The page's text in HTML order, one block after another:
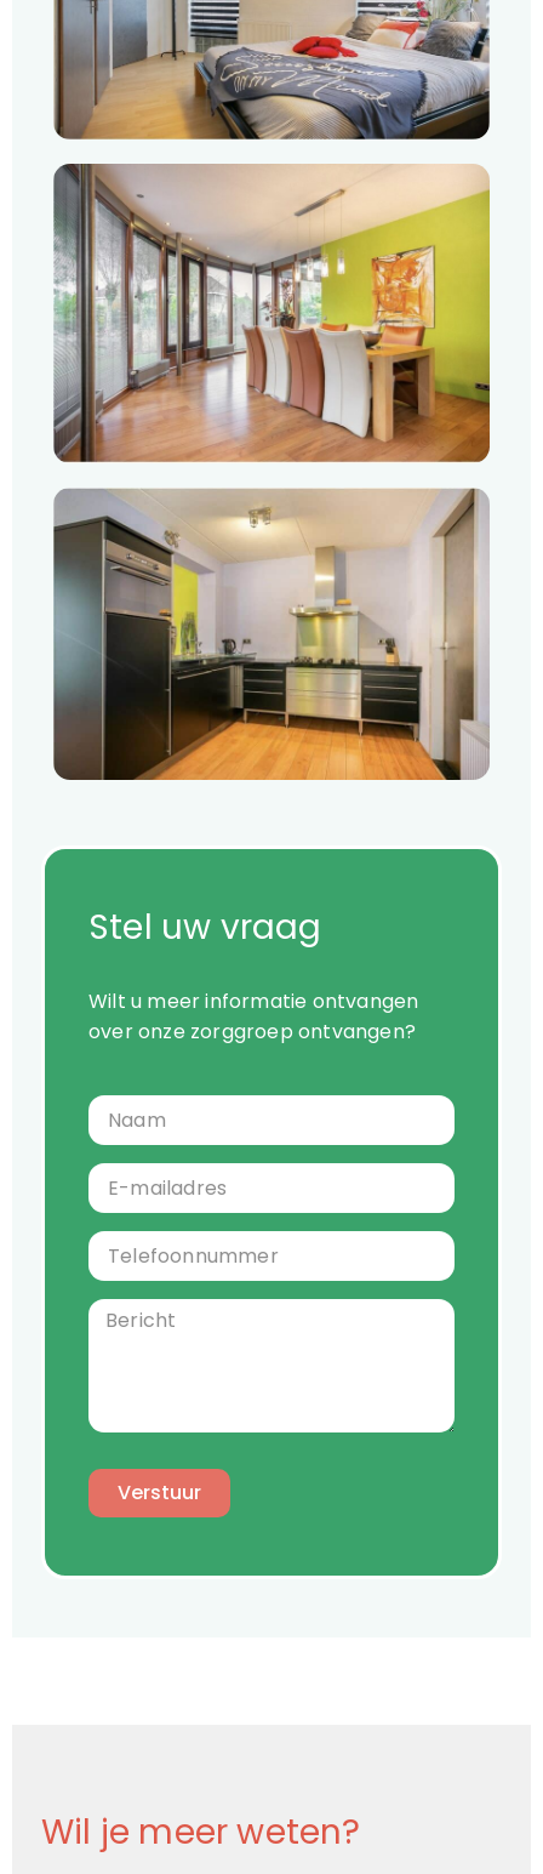
Stel uw vraag
Wilt u meer informatie ontvangen
over onze zorggroep ontvangen?
Verstuur
Wil je meer weten?